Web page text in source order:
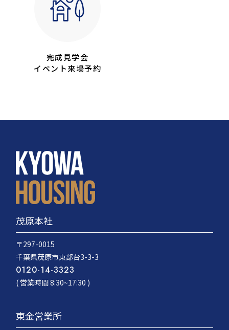
完成見学会
イベント来場予約
茂原本社
〒297-0015
千葉県茂原市東部台3-3-3
0120-14-3323
( 営業時間 8:30~17:30 )
東金営業所